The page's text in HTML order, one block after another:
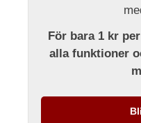
För bara 1 kr
alla funktioner